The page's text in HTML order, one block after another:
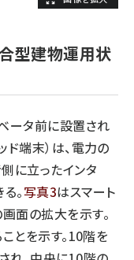
合型建物運用状
ータ前に設置され
端末）は、電力の
に立ったインタ
。写真3はスマート
面の拡大を示す。
とを示す。10階を